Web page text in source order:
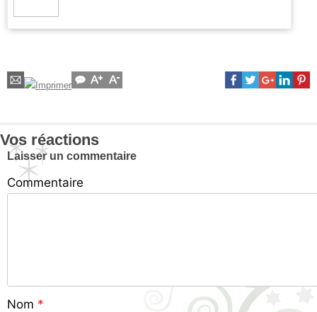
Vos réactions
Laisser un commentaire
Commentaire
Nom *